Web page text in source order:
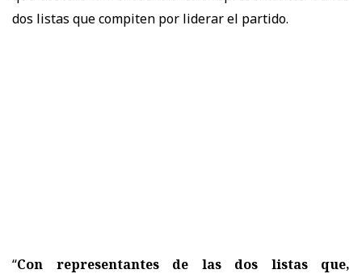
dos listas que compiten por liderar el partido.
“Con representantes de las dos listas que,